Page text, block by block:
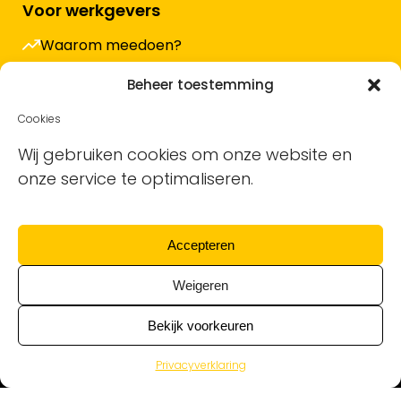
Beheer toestemming
Cookies
Wij gebruiken cookies om onze website en
onze service te optimaliseren.
Accepteren
Weigeren
Bekijk voorkeuren
Privacyverklaring
Voor werkgevers
Waarom meedoen?
Hoe werkt het en wat kost het?
Vacature plaatsen
Sollicitanten ontvangen
Blog